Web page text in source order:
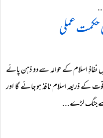
حکمت عملی
اسلام کے حوالہ سے دو ذہن پائے
کے ذریعہ اسلام نافذ ہو جائے گا اور
سے جنگ لڑے...